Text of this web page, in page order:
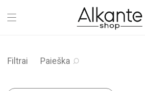
Filtrai Paieška